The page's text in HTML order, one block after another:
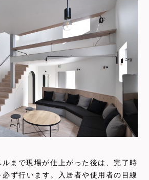
ルまで現場が仕上がった後は、完了時
ず行います。入居者や使用者の目線